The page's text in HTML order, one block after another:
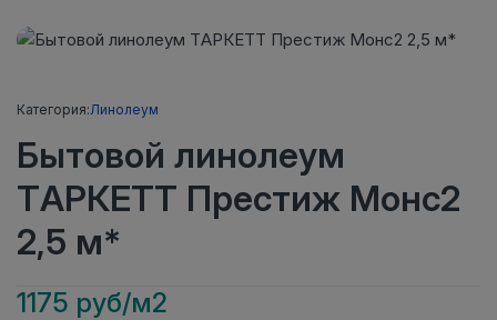
Категория:Линолеум
Бытовой линолеум
ТАРКЕТТ Престиж Монс2
2,5 м*
1175 руб/м2